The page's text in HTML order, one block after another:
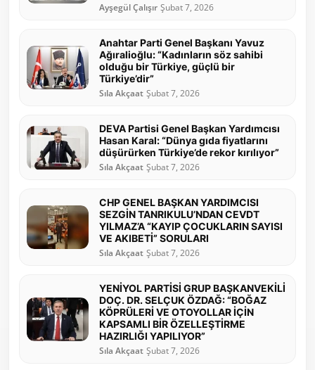
Ayşegül Çalışır Şubat 7, 2026
Anahtar Parti Genel Başkanı Yavuz
Ağıralioğlu: “Kadınların söz sahibi
olduğu bir Türkiye, güçlü bir
Türkiye’dir”
Sıla Akçaat Şubat 7, 2026
DEVA Partisi Genel Başkan Yardımcısı
Hasan Karal: “Dünya gıda fiyatlarını
düşürürken Türkiye’de rekor kırılıyor”
Sıla Akçaat Şubat 7, 2026
CHP GENEL BAŞKAN YARDIMCISI
SEZGİN TANRIKULU’NDAN CEVDT
YILMAZ’A “KAYIP ÇOCUKLARIN SAYISI
VE AKIBETİ” SORULARI
Sıla Akçaat Şubat 7, 2026
YENİYOL PARTİSİ GRUP BAŞKANVEKİLİ
DOÇ. DR. SELÇUK ÖZDAĞ: “BOĞAZ
KÖPRÜLERİ VE OTOYOLLAR İÇİN
KAPSAMLI BİR ÖZELLEŞTİRME
HAZIRLIĞI YAPILIYOR”
Sıla Akçaat Şubat 7, 2026